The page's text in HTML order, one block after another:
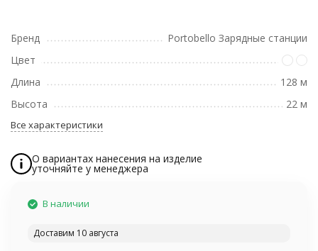
Бренд
Portobello Зарядные станции
Цвет
Длина
128 м
Высота
22 м
Все характеристики
О вариантах нанесения на изделие
уточняйте у менеджера
В наличии
Доставим 10 августа